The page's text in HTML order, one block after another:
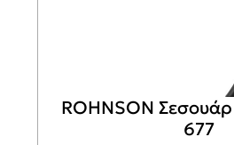
ROHNSON
677